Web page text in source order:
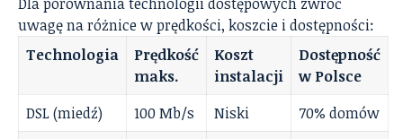
Dla porównania technologii dostępowych zwróć
uwagę na różnice w prędkości, koszcie i dostępności:
Technologia
Prędkość
maks.
Koszt
instalacji
Dostępność
w Polsce
DSL (miedź)
100 Mb/s Niski
70% domów